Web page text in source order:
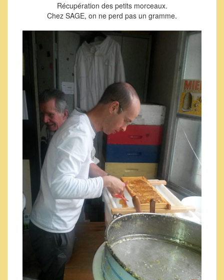
Récupération des petits morceaux.
Chez SAGE, on ne perd pas un gramme.